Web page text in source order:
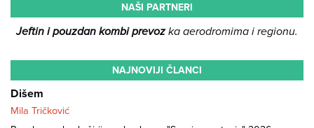
NAŠI PARTNERI
Jeftin i pouzdan kombi prevozka aerodromima i regionu.
NAJNOVIJI ČLANCI
Dišem
Mila Tričković